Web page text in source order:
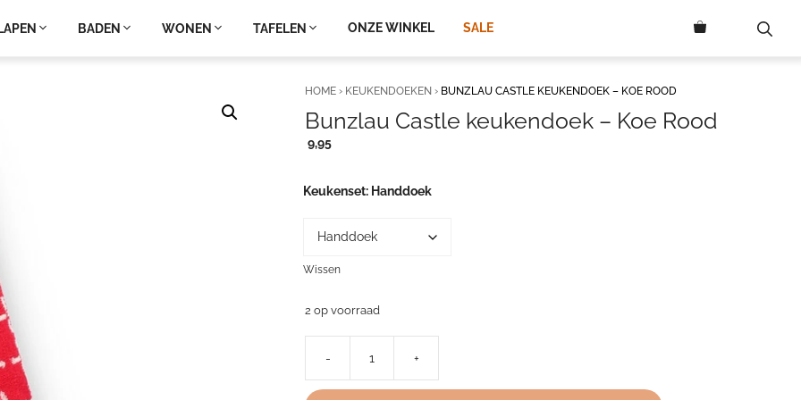
BADEN WONEN TAFELEN ONZE WINKEL SALE
HOME › KEUKENDOEKEN › BUNZLAU CASTLE KEUKENDOEK – KOE ROOD
Bunzlau Castle keukendoek – Koe Rood
9,95
Keukenset Handdoek
Wissen
2 op voorraad
-
Castle
+